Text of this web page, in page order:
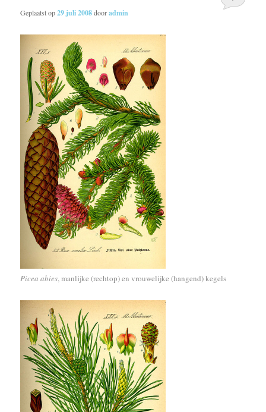
Geplaatst op29 juli 2008dooradmin
Picea abies, manlijke (rechtop) en vrouwelijke (hangend) kegels